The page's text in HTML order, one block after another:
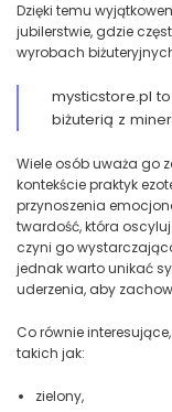
Dzięki temu
jubilerstwie, gdzie
wyrobach
mysticstore.pl
biżuterią z
Wiele osób uważa go
kontekście praktyk
przynoszenia
twardość, która
czyni go
jednak warto unikać
uderzenia, aby
Co równie
takich jak:
zielony,